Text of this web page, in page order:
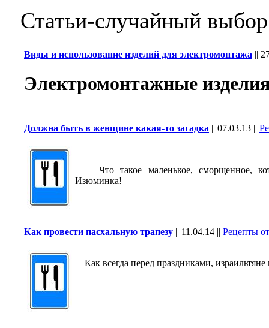
Статьи-случайный выбор
Виды и использование изделий для электромонтажа ||
Электромонтажные
Должна быть в женщине какая-то загадка || 07.03.13 ||
Что такое маленькое, сморщенное,
Изюминка!
Как провести пасхальную трапезу || 11.04.14 || Рецепты
Как всегда перед праздниками,